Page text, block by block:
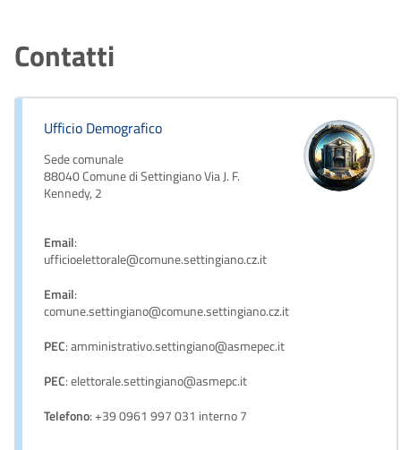
Contatti
Ufficio Demografico
Sede comunale
88040 Comune di Settingiano Via J. F.
Kennedy, 2
Email:
ufficioelettorale@comune.settingiano.cz.it
Email:
comune.settingiano@comune.settingiano.cz.it
PEC: amministrativo.settingiano@asmepec.it
PEC: elettorale.settingiano@asmepc.it
Telefono: +39 0961 997 031 interno 7